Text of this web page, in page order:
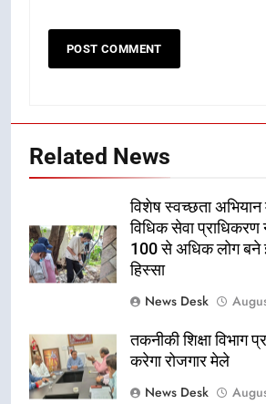
Related News
विशेष स्वच्छता
विधिक सेवा प्राधिकरण
100 से अधिक लोग बने
हिस्सा
News Desk
तकनीकी शिक्षा विभाग
करेगा रोजगार मेले
News Desk